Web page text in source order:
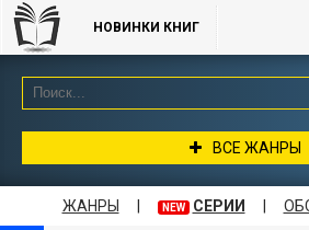
НОВИНКИ КНИГ
ВСЕ ЖАНРЫ
ЖАНРЫ NEW СЕРИИ